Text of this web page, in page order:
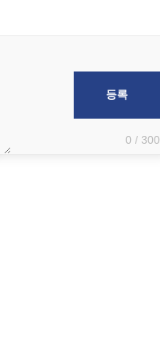
0 / 300